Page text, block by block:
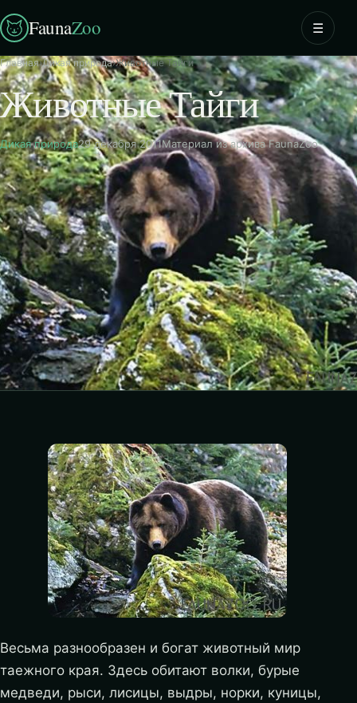
FaunaZoo ☰
Главная›Дикая природа›Животные Тайги
Животные Тайги
Дикая природа29 декабря 2011Материал из архива FaunaZoo
Весьма разнообразен и богат животный мир
таежного края. Здесь обитают волки, бурые
медведи, рыси, лисицы, выдры, норки, куницы,